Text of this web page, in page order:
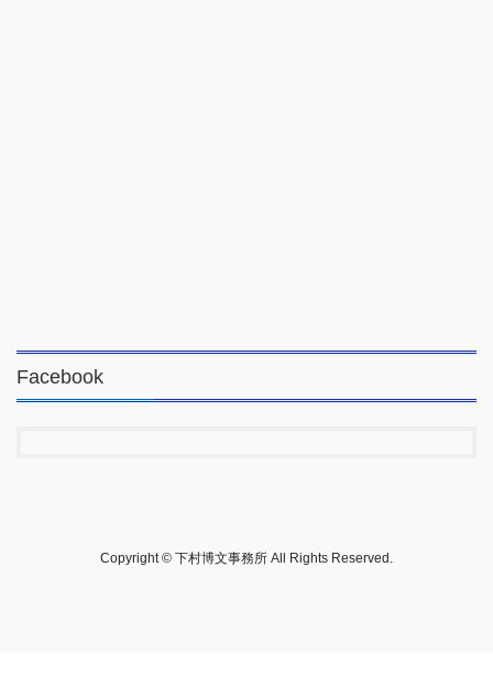
Facebook
Copyright © 下村博文事務所 All Rights Reserved.